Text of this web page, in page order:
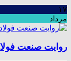
۱۷
مرداد
روایت صنعت